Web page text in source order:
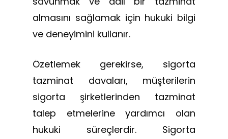
almasını sağlamak için hukuki bilgi
ve deneyimini kullanır.
Özetlemek gerekirse, sigorta
tazminat davaları, müşterilerin
sigorta şirketlerinden tazminat
talep etmelerine yardımcı olan
hukuki süreçlerdir. Sigorta